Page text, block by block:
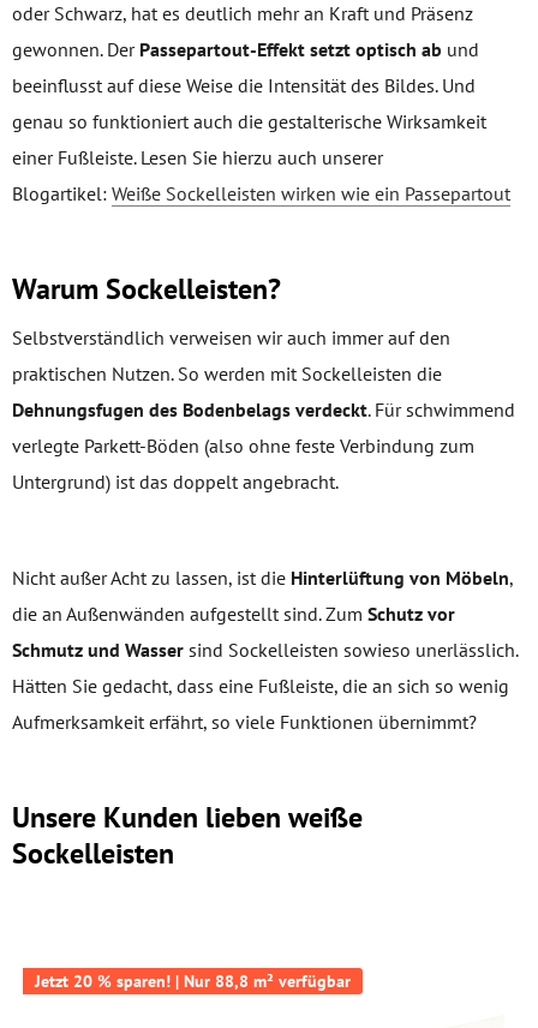
oder Schwarz, hat es deutlich mehr an Kraft und Präsenz
gewonnen. Der Passepartout-Effekt setzt optisch ab und
beeinflusst auf diese Weise die Intensität des Bildes. Und
genau so funktioniert auch die gestalterische Wirksamkeit
einer Fußleiste. Lesen Sie hierzu auch unserer
Blogartikel: Weiße Sockelleisten wirken wie ein Passepartout
Warum Sockelleisten?
Selbstverständlich verweisen wir auch immer auf den
praktischen Nutzen. So werden mit Sockelleisten die
Dehnungsfugen des Bodenbelags verdeckt. Für schwimmend
verlegte Parkett-Böden (also ohne feste Verbindung zum
Untergrund) ist das doppelt angebracht.
Nicht außer Acht zu lassen, ist die Hinterlüftung von Möbeln,
die an Außenwänden aufgestellt sind. Zum Schutz vor
Schmutz und Wasser sind Sockelleisten sowieso unerlässlich.
Hätten Sie gedacht, dass eine Fußleiste, die an sich so wenig
Aufmerksamkeit erfährt, so viele Funktionen übernimmt?
Unsere Kunden lieben weiße
Sockelleisten
Jetzt 20 % sparen! | Nur 88,8 m² verfügbar